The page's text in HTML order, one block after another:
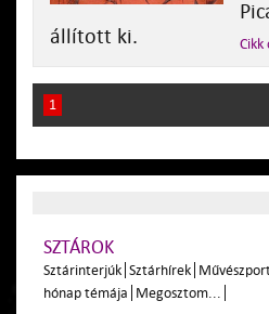
állított ki.
Cikk
1
SZTÁROK
Sztárinterjúk Sztárhírek
hónap témája Megosztom...